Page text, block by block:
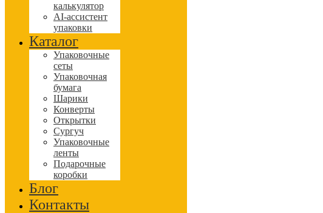
калькулятор
AI-ассистент
упаковки
Каталог
Упаковочные
сеты
Упаковочная
бумага
Шарики
Конверты
Открытки
Сургуч
Упаковочные
ленты
Подарочные
коробки
Блог
Контакты